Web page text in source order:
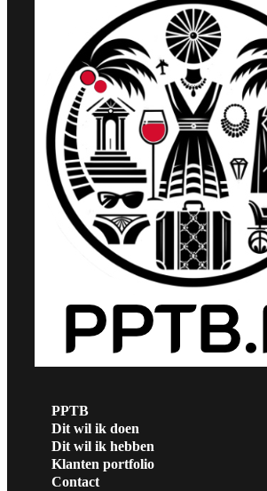
PPTB
Dit wil ik doen
Dit wil ik hebben
Klanten portfolio
Contact